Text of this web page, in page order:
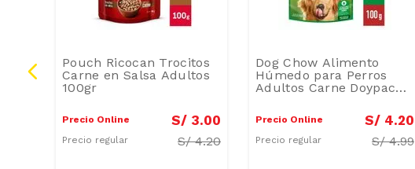
Pouch Ricocan Trocitos
Carne en Salsa Adultos
100gr
Precio Online S/ 3.00
Precio regular S/4.20
Dog Chow Alimento
Húmedo para Perros
Adultos Carne Doypack
Precio Online S/ 4.20
Precio regular S/4.99